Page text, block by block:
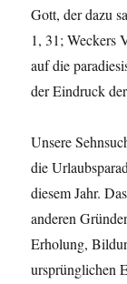
Gott, der dazu
1, 31; Weckers
auf die
der Eindruck
Unsere
die
diesem Jahr.
anderen
Erholung,
ursprünglichen